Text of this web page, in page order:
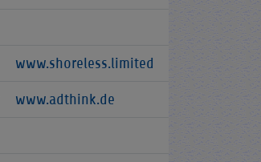
www.shoreless.limited
www.adthink.de